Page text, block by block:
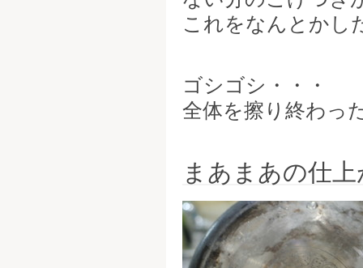
これをなんとかし
ゴシゴシ・・・
全体を擦り終わっ
まあまあの仕